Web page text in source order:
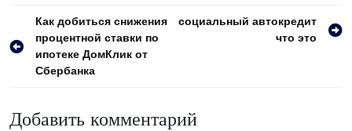
Навигация
по
записям
Как добиться снижения
процентной ставки по
ипотеке ДомКлик от
Сбербанка
социальный автокредит
что это
Добавить комментарий